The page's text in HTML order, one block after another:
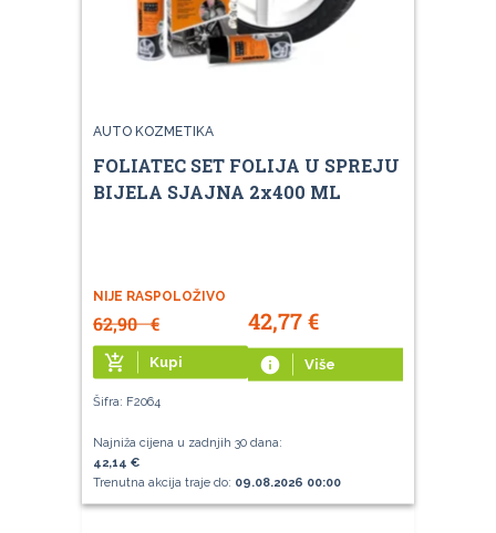
AUTO KOZMETIKA
FOLIATEC SET FOLIJA U SPREJU
BIJELA SJAJNA 2x400 ML
NIJE RASPOLOŽIVO
62,90€ 42,77€
add_shopping_cart Kupi info Više
Šifra: F2064
Najniža cijena u zadnjih 30 dana:
42,14 €
Trenutna akcija traje do: 09.08.2026 00:00